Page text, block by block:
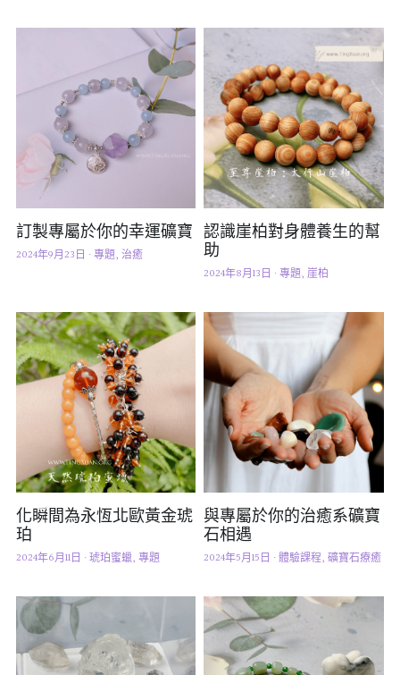
訂製專屬於你的幸運礦寶
2024年9月23日 · 專題, 治癒
認識崖柏對身體養生的幫
助
2024年8月13日 · 專題, 崖柏
化瞬間為永恆北歐黃金琥
珀
2024年6月11日 · 琥珀蜜蠟, 專題
與專屬於你的治癒系礦寶
石相遇
2024年5月15日 · 體驗課程, 礦寶石療癒